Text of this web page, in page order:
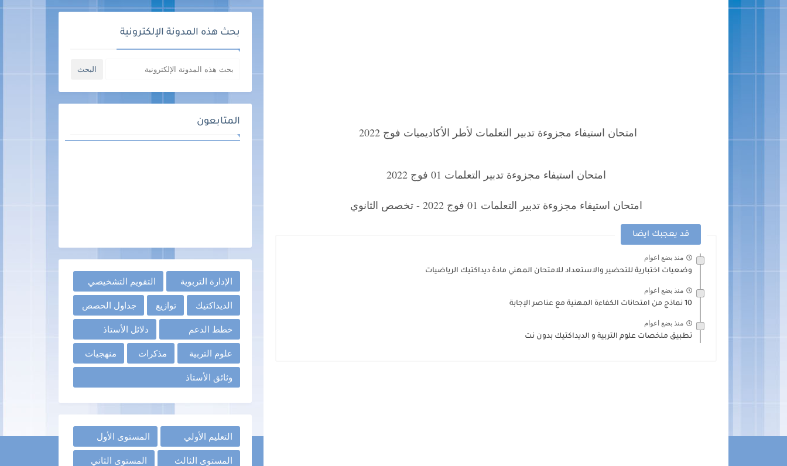
امتحان استيفاء مجزوءة تدبير التعلمات لأطر الأكاديميات فوج 2022
امتحان استيفاء مجزوءة تدبير التعلمات 01 فوج 2022
امتحان استيفاء مجزوءة تدبير التعلمات 01 فوج 2022 - تخصص الثانوي
قد يعجبك ايضا
منذ بضع اعوام
وضعيات اختبارية للتحضير والاستعداد للامتحان المهني مادة ديداكتيك الرياضيات
منذ بضع اعوام
10 نماذج من امتحانات الكفاءة المهنية مع عناصر الإجابة
منذ بضع اعوام
تطبيق ملخصات علوم التربية و الديداكتيك بدون نت
بحث هذه المدونة الإلكترونية
المتابعون
الإدارة التربوية التقويم التشخيصي
الديداكتيك توازيع جداول الحصص
خطط الدعم دلائل الأستاذ
علوم التربية مذكرات منهجيات
وثائق الأستاذ
التعليم الأولي المستوى الأول
المستوى الثالث المستوى الثاني